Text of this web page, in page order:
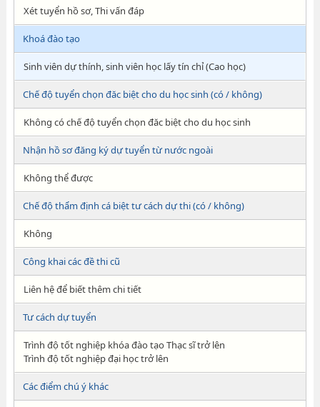
Xét tuyển hồ sơ, Thi vấn đáp
Khoá đào tạo
Sinh viên dự thính, sinh viên học lấy tín chỉ (Cao học)
Chế độ tuyển chọn đăc biệt cho du học sinh (có / không)
Không có chế độ tuyển chọn đăc biệt cho du học sinh
Nhận hồ sơ đăng ký dự tuyển từ nước ngoài
Không thể được
Chế độ thẩm định cá biệt tư cách dự thi (có / không)
Không
Công khai các đề thi cũ
Liên hệ để biết thêm chi tiết
Tư cách dự tuyển
Trình độ tốt nghiệp khóa đào tạo Thạc sĩ trở lên
Trình độ tốt nghiệp đại học trở lên
Các điểm chú ý khác